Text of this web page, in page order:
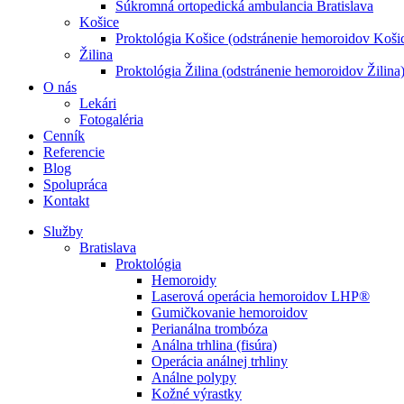
Súkromná ortopedická ambulancia Bratislava
Košice
Proktológia Košice (odstránenie hemoroidov
Žilina
Proktológia Žilina (odstránenie hemoroidov Žilina)
O nás
Lekári
Fotogaléria
Cenník
Referencie
Blog
Spolupráca
Kontakt
Služby
Bratislava
Proktológia
Hemoroidy
Laserová operácia hemoroidov LHP®
Gumičkovanie hemoroidov
Perianálna trombóza
Análna trhlina (fisúra)
Operácia análnej trhliny
Análne polypy
Kožné výrastky